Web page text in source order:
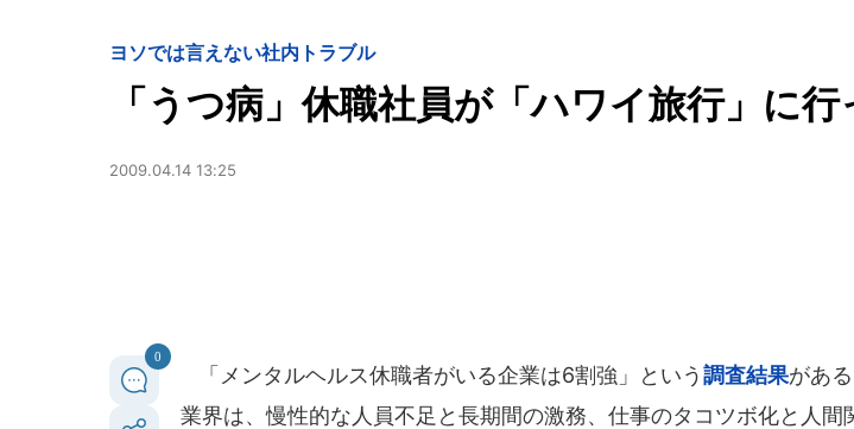
ヨソでは言えない社内トラブル
「うつ病」休職社員が「ハワイ旅行」に
2009.04.14 13:25
0
「メンタルヘルス休職者がいる企業は6割強」という調査結果があ
業界は、慢性的な人員不足と長期間の激務、仕事のタコツボ化と人間